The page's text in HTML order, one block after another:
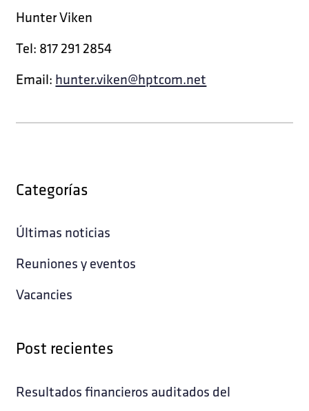
Categorías
Últimas noticias
Reuniones y eventos
Vacancies
Post recientes
Resultados financieros auditados del
Hunter Viken
Tel: 817 291 2854
Email: hunter.viken@hptcom.net